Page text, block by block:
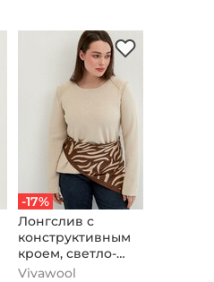
-17%
Лонгслив с
конструктивным
кроем, светло-
бежевый
Vivawool